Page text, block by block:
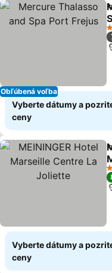
Obľúbená voľba
Vyberte dátumy a
ceny
Vyberte dátumy a
ceny